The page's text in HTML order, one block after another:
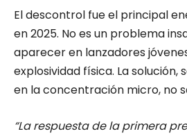
El descontrol fue el principal
en 2025. No es un problema
aparecer en lanzadores
explosividad física. La solución,
en la concentración micro, no
“La respuesta de la primera